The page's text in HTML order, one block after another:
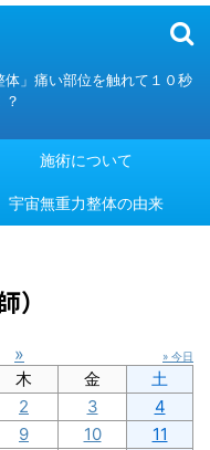
」痛い部位を触れて１０秒
施術について
宇宙無重力整体の由来
）
» » 今日
木 金
土
2 3
4
9 10
11